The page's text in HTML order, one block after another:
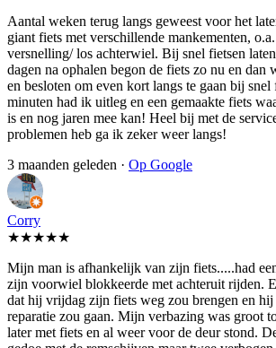
Aantal weken terug langs geweest voor het
giant fiets met verschillende mankementen,
versnelling/ los achterwiel. Bij snel fietsen
dagen na ophalen begon de fiets zo nu en dan
en besloten om even kort langs te gaan bij
minuten had ik uitleg en een gemaakte fiets
is en nog jaren mee kan! Heel bij met de
problemen heb ga ik zeker weer langs!
3 maanden geleden · Op Google
Corry
★★★★★
Mijn man is afhankelijk van zijn fiets.....had
zijn voorwiel blokkeerde met achteruit rijden.
dat hij vrijdag zijn fiets weg zou brengen en hij
reparatie zou gaan. Mijn verbazing was groot
later met fiets en al weer voor de deur stond.